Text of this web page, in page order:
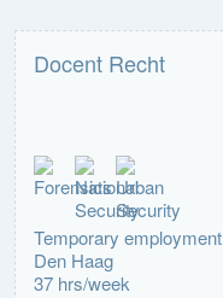
Docent Recht
Temporary employment
Den Haag
37 hrs/week